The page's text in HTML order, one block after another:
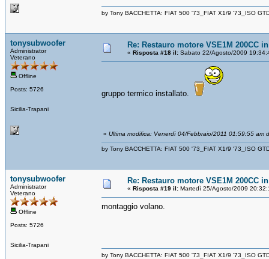
by Tony BACCHETTA: FIAT 500 '73_FIAT X1/9 '73_ISO
tonysubwoofer
Administrator
Veterano
Offline
Posts: 5726
Sicilia-Trapani
Re: Restauro motore VSE1M 200CC
« Risposta #18 il: Sabato 22/Agosto/2009
gruppo termico installato.
« Ultima modifica: Venerdì 04/Febbraio/2011 01:59:55 am
by Tony BACCHETTA: FIAT 500 '73_FIAT X1/9 '73_ISO
tonysubwoofer
Administrator
Veterano
Offline
Posts: 5726
Sicilia-Trapani
Re: Restauro motore VSE1M 200CC
« Risposta #19 il: Martedì 25/Agosto/2009
montaggio volano.
by Tony BACCHETTA: FIAT 500 '73_FIAT X1/9 '73_ISO